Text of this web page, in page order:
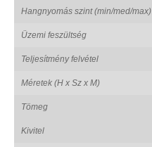
Hangnyomás szint (min/med/max)
Üzemi feszültség
Teljesítmény felvétel
Méretek (H x Sz x M)
Tömeg
Kivitel